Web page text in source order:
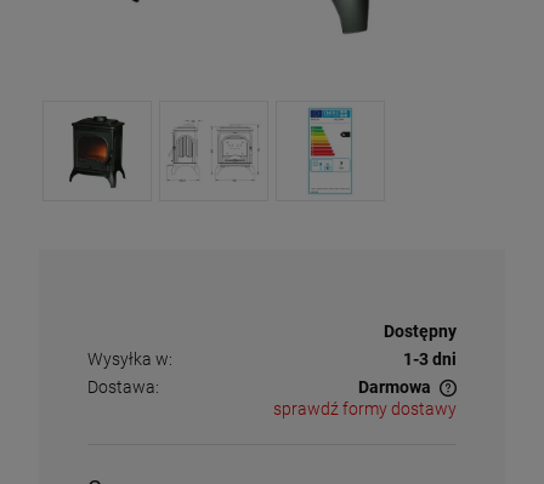
Dostępny
Wysyłka w:
1-3 dni
Dostawa:
Darmowa
Cena nie zawiera ewentualnych kosztów płatności
sprawdź formy dostawy